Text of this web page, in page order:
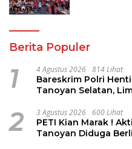
Berita Populer
1 4 Agustus 2026 814 Lihat
Bareskrim Polri
Tanoyan Selatan,
2 3 Agustus 2026 600 Lihat
PETI Kian Marak !
Tanoyan Diduga